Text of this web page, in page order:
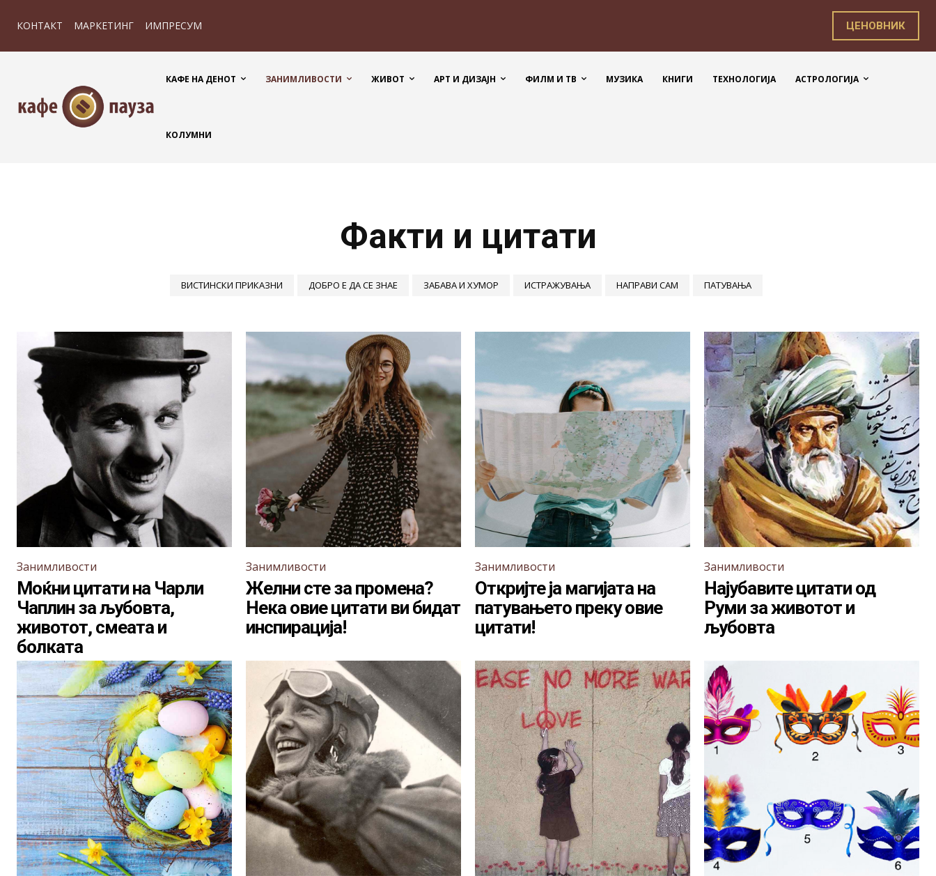
КОНТАКТ МАРКЕТИНГ ИМПРЕСУМ ЦЕНОВНИК
КАФЕ НА ДЕНОТ ЗАНИМЛИВОСТИ ЖИВОТ АРТ И ДИЗАЈН ФИЛМ И ТВ МУЗИКА КНИГИ ТЕХНОЛОГИЈА АСТРОЛОГИЈА
КОЛУМНИ
Факти и цитати
ВИСТИНСКИ ПРИКАЗНИ ДОБРО Е ДА СЕ ЗНАЕ ЗАБАВА И ХУМОР ИСТРАЖУВАЊА НАПРАВИ САМ ПАТУВАЊА
Занимливости
Моќни цитати на Чарли
Чаплин за љубовта,
животот, смеата и
болката
Занимливости
Желни сте за промена?
Нека овие цитати ви бидат
инспирација!
Занимливости
Откријте ја магијата на
патувањето преку овие
цитати!
Занимливости
Најубавите цитати од
Руми за животот и
љубовта